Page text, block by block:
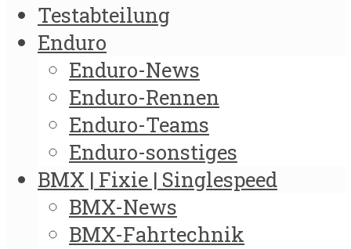
Testabteilung
Enduro
Enduro-News
Enduro-Rennen
Enduro-Teams
Enduro-sonstiges
BMX | Fixie | Singlespeed
BMX-News
BMX-Fahrtechnik